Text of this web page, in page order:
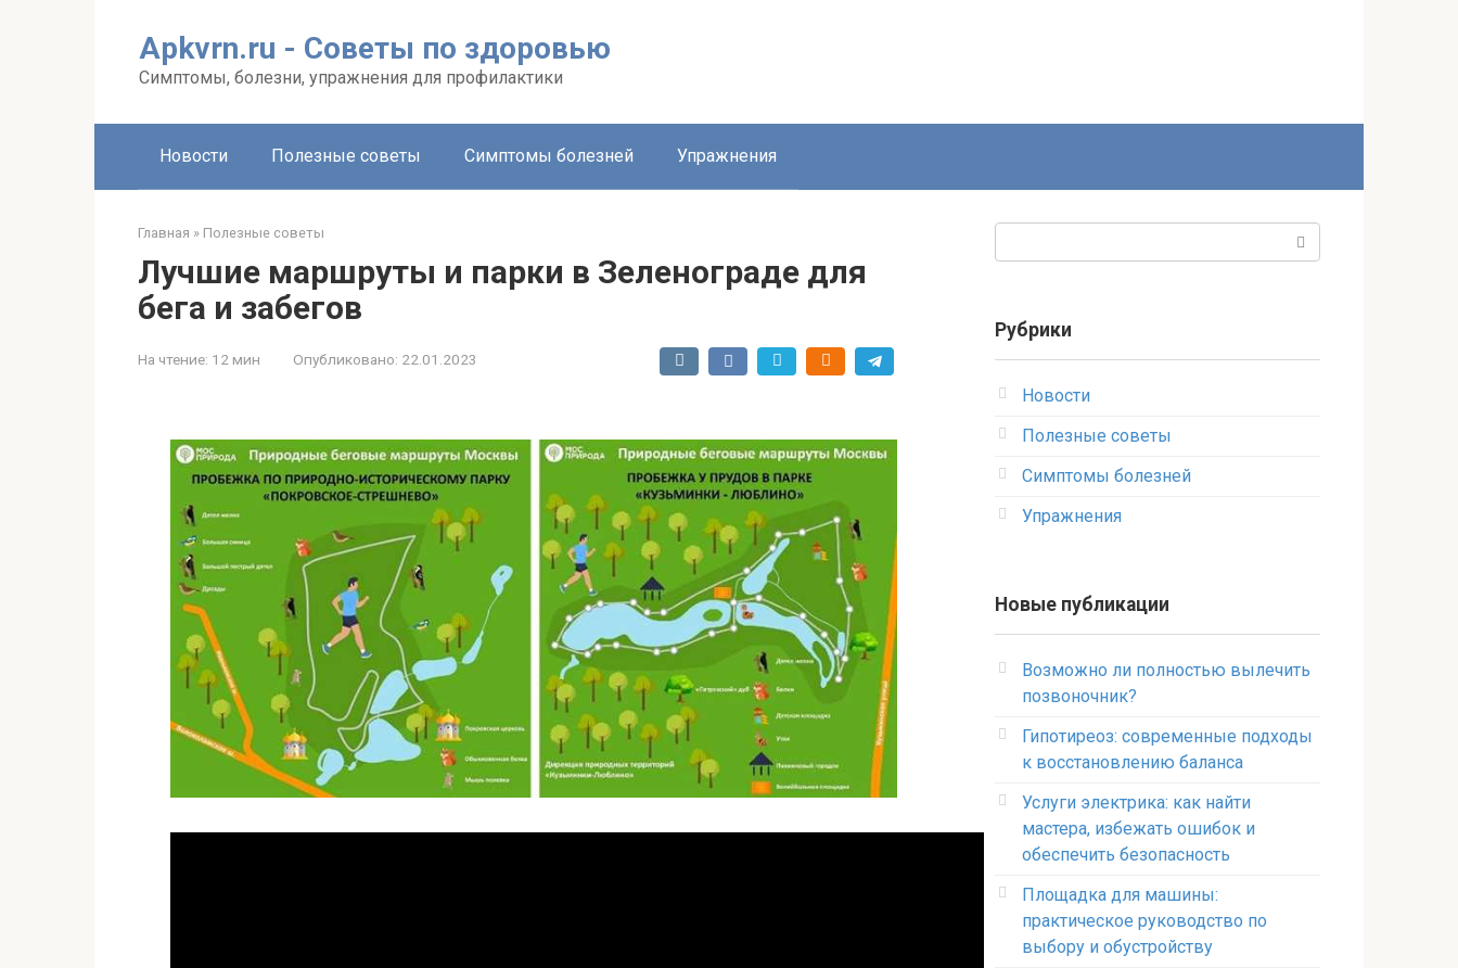
Apkvrn.ru - Советы по здоровью
Симптомы, болезни, упражнения для профилактики
Новости Полезные советы Симптомы болезней Упражнения
Главная » Полезные советы
Лучшие маршруты и парки в Зеленограде для
бега и забегов
На чтение: 12 мин Опубликовано: 22.01.2023
Рубрики
Новости
Полезные советы
Симптомы болезней
Упражнения
Новые публикации
Возможно ли полностью вылечить
позвоночник?
Гипотиреоз: современные подходы
к восстановлению баланса
Услуги электрика: как найти
мастера, избежать ошибок и
обеспечить безопасность
Площадка для машины:
практическое руководство по
выбору и обустройству